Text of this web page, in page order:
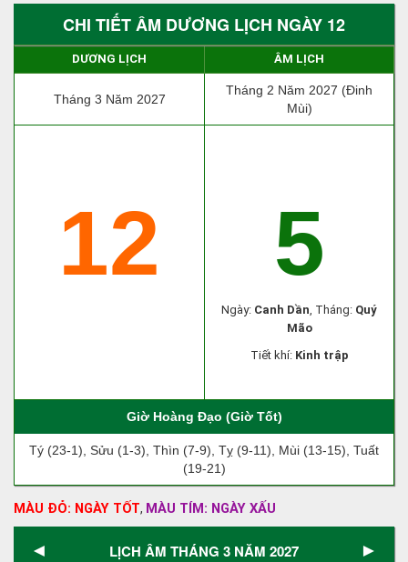
CHI TIẾT ÂM DƯƠNG LỊCH NGÀY 12
DƯƠNG LỊCH ÂM LỊCH
Tháng 3 Năm 2027
Tháng 2 Năm 2027 (Đinh
Mùi)
12 5
Ngày: Canh Dần, Tháng: Quý
Mão
Tiết khí: Kinh trập
Giờ Hoàng Đạo (Giờ Tốt)
Tý (23-1), Sửu (1-3), Thìn (7-9), Tỵ (9-11), Mùi (13-15), Tuất
(19-21)
MÀU ĐỎ: NGÀY TỐT, MÀU TÍM: NGÀY XẤU
◄ LỊCH ÂM THÁNG 3 NĂM 2027 ►